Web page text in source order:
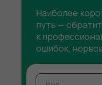
Наиболее
путь —
к
ошибок,